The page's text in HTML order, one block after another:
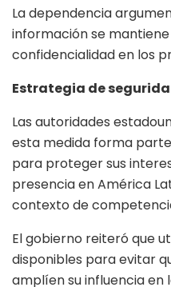
La dependencia
información se
confidencialidad en los
Estrategia de
Las autoridades
esta medida forma
para proteger sus
presencia en América
contexto de
El gobierno reiteró que
disponibles para evitar
amplíen su influencia en